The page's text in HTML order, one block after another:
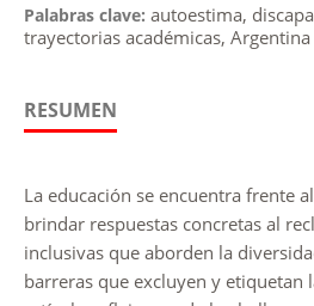
Palabras clave: autoestima,
trayectorias académicas, Argentina
RESUMEN
La educación se encuentra frente
brindar respuestas concretas al
inclusivas que aborden la
barreras que excluyen y etiquetan